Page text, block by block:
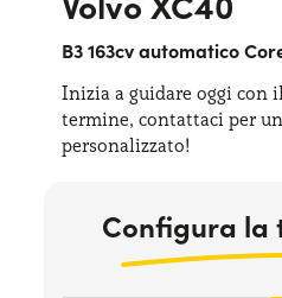
SCEGLI UN
Serve assistenza?
B3 163cv automatico
Inizia a guidare oggi con
termine, contattaci per
personalizzato!
Configura